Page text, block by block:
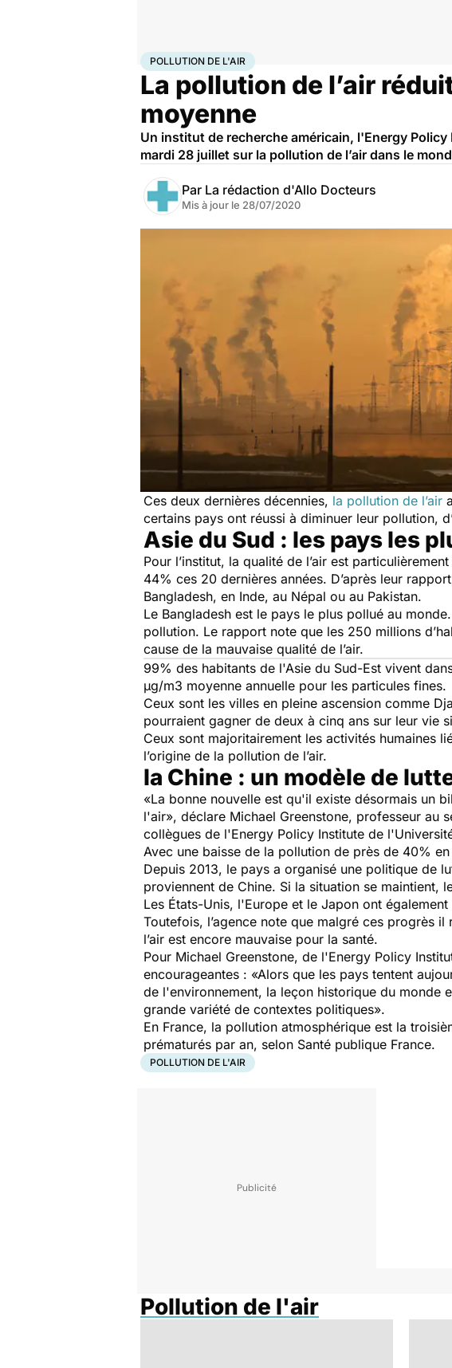
Accueil SantéPollution de l'air
POLLUTION DE L'AIR
La pollution de l’air
moyenne
Un institut de recherche américain, l'Energy
mardi 28 juillet sur la pollution de l’air dans le
Par La rédaction d'Allo Docteurs
Mis à jour le 28/07/2020
Ces deux dernières décennies, la pollution de l’air
certains pays ont réussi à diminuer leur pollution,
Asie du Sud : les pays les
Pour l’institut, la qualité de l’air est
44% ces 20 dernières années. D’après leur
Bangladesh, en Inde, au Népal ou au Pakistan.
Le Bangladesh est le pays le plus pollué au
pollution. Le rapport note que les 250 millions
cause de la mauvaise qualité de l’air.
99% des habitants de l'Asie du Sud-Est vivent
μg/m3 moyenne annuelle pour les particules fines.
Ceux sont les villes en pleine ascension comme
pourraient gagner de deux à cinq ans sur leur vie
Ceux sont majoritairement les activités humaines
l’origine de la pollution de l’air.
la Chine : un modèle de
«La bonne nouvelle est qu'il existe désormais un
l'air», déclare Michael Greenstone, professeur au
collègues de l'Energy Policy Institute de
Avec une baisse de la pollution de près de 40%
Depuis 2013, le pays a organisé une politique de
proviennent de Chine. Si la situation se maintient,
Les États-Unis, l'Europe et le Japon ont
Toutefois, l’agence note que malgré ces progrès
l’air est encore mauvaise pour la santé.
Pour Michael Greenstone, de l'Energy Policy
encourageantes : «Alors que les pays tentent
de l'environnement, la leçon historique du monde
grande variété de contextes politiques».
En France, la pollution atmosphérique est la
prématurés par an, selon Santé publique France.
POLLUTION DE L'AIR
Pollution de l'air